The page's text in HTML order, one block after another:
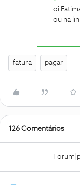
oi
ou na
fatura pagar
126 Comentários